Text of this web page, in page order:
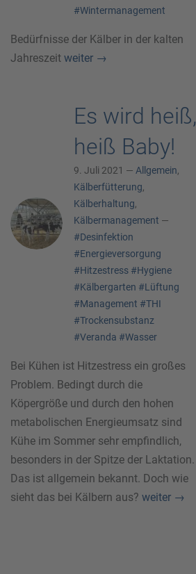
#Wintermanagement
Bedürfnisse der Kälber in der kalten
Jahreszeit weiter →
Es wird heiß,
heiß Baby!
9. Juli 2021 — Allgemein,
Kälberfütterung,
Kälberhaltung,
Kälbermanagement —
#Desinfektion
#Energieversorgung
#Hitzestress #Hygiene
#Kälbergarten #Lüftung
#Management #THI
#Trockensubstanz
#Veranda #Wasser
Bei Kühen ist Hitzestress ein großes
Problem. Bedingt durch die
Köpergröße und durch den hohen
metabolischen Energieumsatz sind
Kühe im Sommer sehr empfindlich,
besonders in der Spitze der Laktation.
Das ist allgemein bekannt. Doch wie
sieht das bei Kälbern aus? weiter →